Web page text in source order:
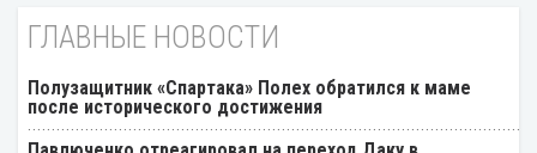
ГЛАВНЫЕ НОВОСТИ
Полузащитник «Спартака» Полех обратился к маме
после исторического достижения